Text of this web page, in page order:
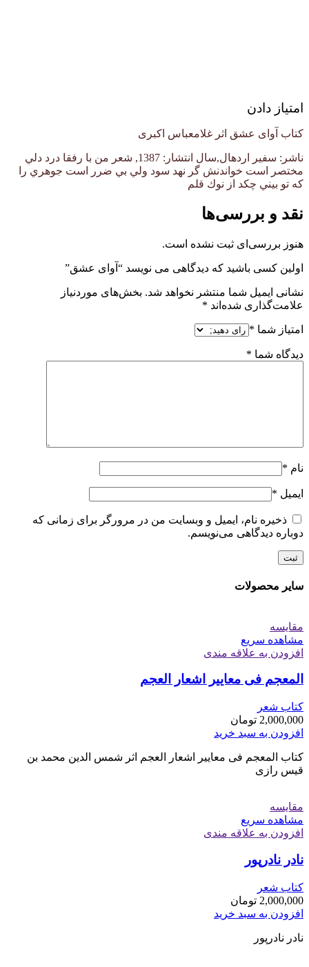
امتیاز دادن
کتاب آوای عشق اثر غلامعباس اکبری
ناشر: سفير اردهال,سال انتشار: 1387, شعر من با رفقا درد دلي
مختصر است خواندنش گر نهد سود ولي بي ضرر است جوهري را
كه تو بيني چكد از نوك قلم
نقد و بررسی‌ها
هنوز بررسی‌ای ثبت نشده است.
اولین کسی باشید که دیدگاهی می نویسد “آوای عشق”
نشانی ایمیل شما منتشر نخواهد شد. بخش‌های موردنیاز
علامت‌گذاری شده‌اند *
امتیاز شما *
دیدگاه شما *
نام *
ایمیل *
ذخیره نام، ایمیل و وبسایت من در مرورگر برای زمانی که
دوباره دیدگاهی می‌نویسم.
سایر محصولات
مقایسه
مشاهده سریع
افزودن به علاقه مندی
المعجم فی معاییر اشعار العجم
کتاب شعر
2,000,000 تومان
افزودن به سبد خرید
کتاب المعجم فی معاییر اشعار العجم اثر شمس الدین محمد بن
قیس رازی
مقایسه
مشاهده سریع
افزودن به علاقه مندی
نادر نادرپور
کتاب شعر
2,000,000 تومان
افزودن به سبد خرید
نادر نادرپور